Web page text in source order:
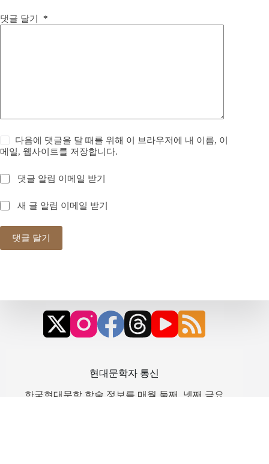
댓글 달기 *
다음에 댓글을 달 때를 위해 이 브라우저에 내 이름, 이
메일, 웹사이트를 저장합니다.
댓글 알림 이메일 받기
새 글 알림 이메일 받기
댓글 달기
현대문학자 통신
한국현대문학 학술 정보를 매월 둘째, 넷째 금요